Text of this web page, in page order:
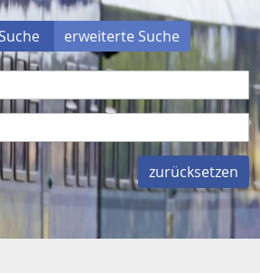
erweiterte Suche